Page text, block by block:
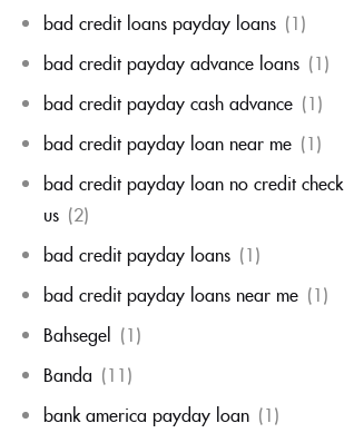
bad credit loans payday loans (1)
bad credit payday advance loans (1)
bad credit payday cash advance (1)
bad credit payday loan near me (1)
bad credit payday loan no credit check
us (2)
bad credit payday loans (1)
bad credit payday loans near me (1)
Bahsegel (1)
Banda (11)
bank america payday loan (1)